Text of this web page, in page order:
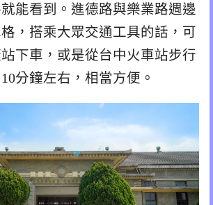
能看到。進德路與樂業路週邊
，搭乘大眾交通工具的話，可
下車，或是從台中火車站步行
分鐘左右，相當方便。